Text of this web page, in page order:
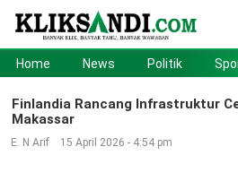
Politik
Home News Politik
Finlandia Rancang Infrastruktur
Makassar
E. N Arif 15 April 2026 - 4:54 pm